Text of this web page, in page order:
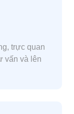
trực quan
vấn và lên